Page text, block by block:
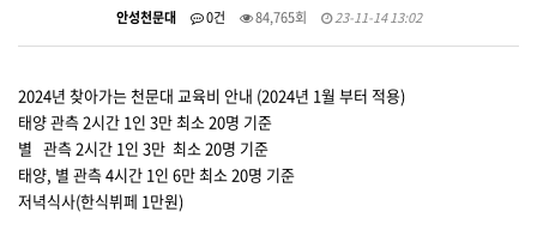
안성천문대 0건 84,765회 23-11-14 13:02
2024년 찾아가는 천문대 교육비 안내 (2024년 1월 부터 적용)
태양 관측 2시간 1인 3만 최소 20명 기준
별 관측 2시간 1인 3만 최소 20명 기준
태양, 별 관측 4시간 1인 6만 최소 20명 기준
저녁식사(한식뷔페 1만원)